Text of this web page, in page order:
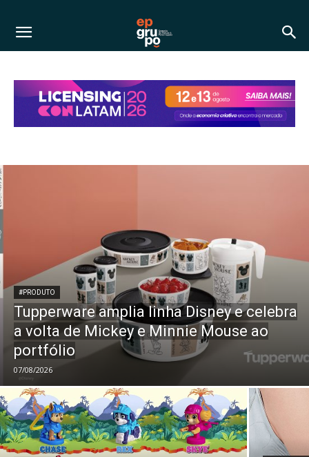
#PRODUTO
Tupperware amplia linha Disney e celebra
a volta de Mickey e Minnie Mouse ao
portfólio
07/08/2026